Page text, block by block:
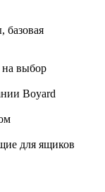
базовая
на выбор
Boyard
для ящиков